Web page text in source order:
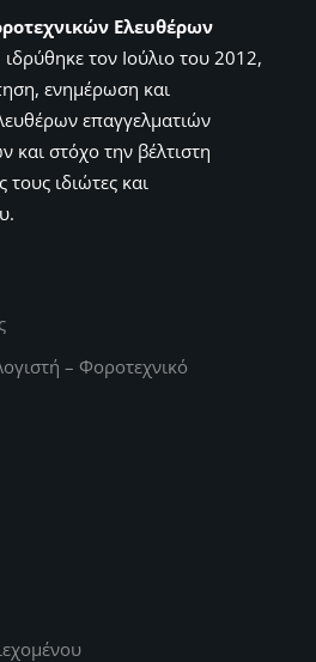
Ελευθέρων
ιδρύθηκε τον Ιούλιο του 2012,
ενημέρωση και
επαγγελματιών
και στόχο την βέλτιστη
ιδιώτες και
– Φοροτεχνικό